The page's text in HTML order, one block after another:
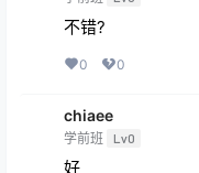
不错?
0 0
chiaee
学前班 Lv0
好